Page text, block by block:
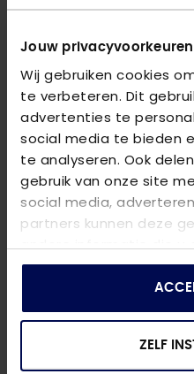
Jouw privacyvoorkeuren
Wij gebruiken cookies
te verbeteren. Dit
advertenties te
social media te bieden
te analyseren. Ook
gebruik van onze site
social media,
partners kunnen deze
andere informatie die u
die ze hebben
ZELF
/